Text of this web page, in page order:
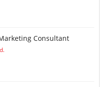
Consultant